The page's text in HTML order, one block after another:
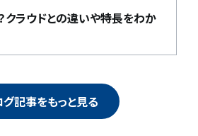
クラウドとの違いや特長をわか
グ記事をもっと見る